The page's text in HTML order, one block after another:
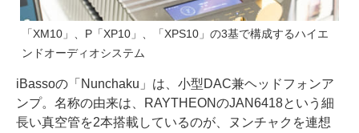
「XM10」、P「XP10」、「XPS10」の3基で構成するハイエ
ンドオーディオシステム
iBassoの「Nunchaku」は、小型DAC兼ヘッドフォンア
ンプ。名称の由来は、RAYTHEONのJAN6418という細
長い真空管を2本搭載しているのが、ヌンチャクを連想